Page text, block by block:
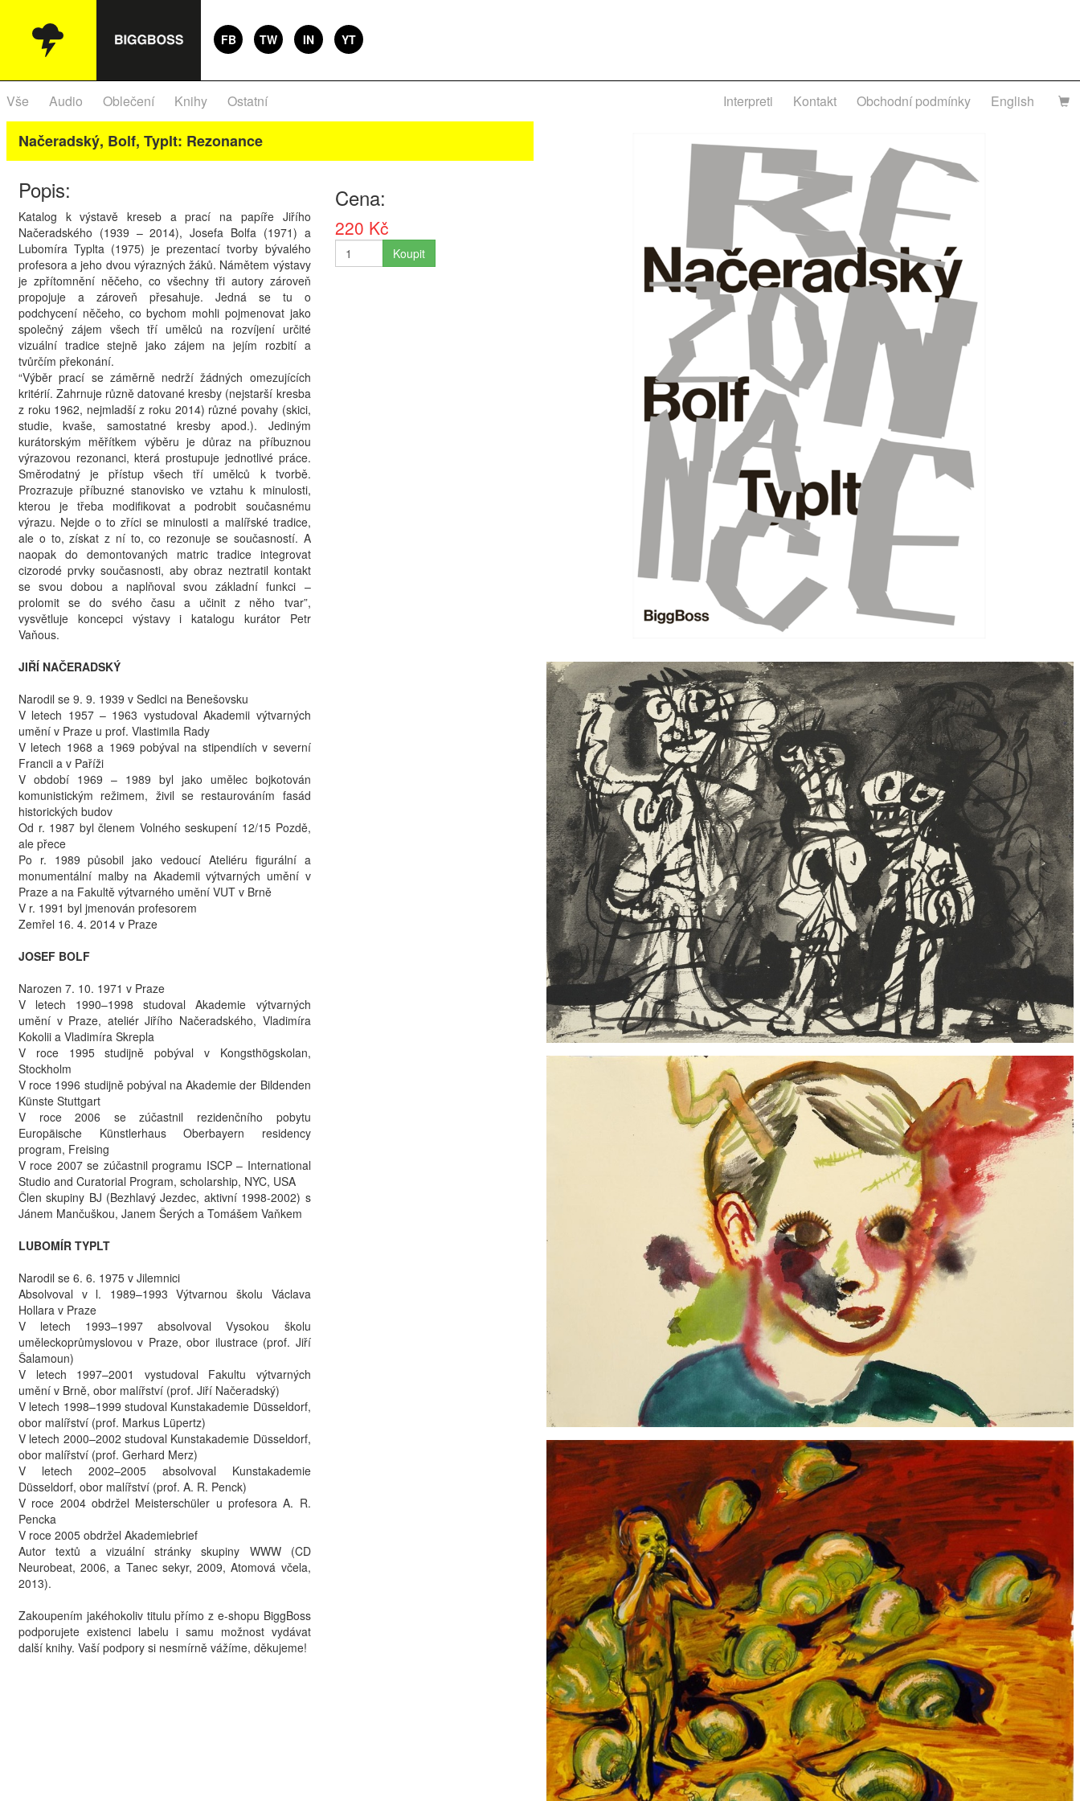
FB TW IN YT
Vše Audio Oblečení Knihy Ostatní English
Obchodní podmínky
Kontakt
Interpreti
Načeradský, Bolf, Typlt: Rezonance
Popis:
Katalog k výstavě kreseb a prací na papíře Jiřího
Načeradského (1939 – 2014), Josefa Bolfa (1971) a
Lubomíra Typlta (1975) je prezentací tvorby bývalého
profesora a jeho dvou výrazných žáků. Námětem výstavy
je zpřítomnění něčeho, co všechny tři autory zároveň
propojuje a zároveň přesahuje. Jedná se tu o
podchycení něčeho, co bychom mohli pojmenovat jako
společný zájem všech tří umělců na rozvíjení určité
vizuální tradice stejně jako zájem na jejím rozbití a
tvůrčím překonání.
“Výběr prací se záměrně nedrží žádných omezujících
kritérií. Zahrnuje různě datované kresby (nejstarší kresba
z roku 1962, nejmladší z roku 2014) různé povahy (skici,
studie, kvaše, samostatné kresby apod.). Jediným
kurátorským měřítkem výběru je důraz na příbuznou
výrazovou rezonanci, která prostupuje jednotlivé práce.
Směrodatný je přístup všech tří umělců k tvorbě.
Prozrazuje příbuzné stanovisko ve vztahu k minulosti,
kterou je třeba modifikovat a podrobit současnému
výrazu. Nejde o to zříci se minulosti a malířské tradice,
ale o to, získat z ní to, co rezonuje se současností. A
naopak do demontovaných matric tradice integrovat
cizorodé prvky současnosti, aby obraz neztratil kontakt
se svou dobou a naplňoval svou základní funkci –
prolomit se do svého času a učinit z něho tvar”,
vysvětluje koncepci výstavy i katalogu kurátor Petr
Vaňous.
JIŘÍ NAČERADSKÝ
Narodil se 9. 9. 1939 v Sedlci na Benešovsku
V letech 1957 – 1963 vystudoval Akademii výtvarných
umění v Praze u prof. Vlastimila Rady
V letech 1968 a 1969 pobýval na stipendiích v severní
Francii a v Paříži
V období 1969 – 1989 byl jako umělec bojkotován
komunistickým režimem, živil se restaurováním fasád
historických budov
Od r. 1987 byl členem Volného seskupení 12/15 Pozdě,
ale přece
Po r. 1989 působil jako vedoucí Ateliéru figurální a
monumentální malby na Akademii výtvarných umění v
Praze a na Fakultě výtvarného umění VUT v Brně
V r. 1991 byl jmenován profesorem
Zemřel 16. 4. 2014 v Praze
JOSEF BOLF
Narozen 7. 10. 1971 v Praze
V letech 1990–1998 studoval Akademie výtvarných
umění v Praze, ateliér Jiřího Načeradského, Vladimíra
Kokolii a Vladimíra Skrepla
V roce 1995 studijně pobýval v Kongsthögskolan,
Stockholm
V roce 1996 studijně pobýval na Akademie der Bildenden
Künste Stuttgart
V roce 2006 se zúčastnil rezidenčního pobytu
Europäische Künstlerhaus Oberbayern residency
program, Freising
V roce 2007 se zúčastnil programu ISCP– International
Studio and Curatorial Program, scholarship, NYC, USA
Člen skupiny BJ (Bezhlavý Jezdec, aktivní 1998-2002) s
Jánem Mančuškou, Janem Šerých a Tomášem Vaňkem
LUBOMÍR TYPLT
Narodil se 6. 6. 1975 v Jilemnici
Absolvoval v l. 1989–1993 Výtvarnou školu Václava
Hollara v Praze
V letech 1993–1997 absolvoval Vysokou školu
uměleckoprůmyslovou v Praze, obor ilustrace (prof. Jiří
Šalamoun)
V letech 1997–2001 vystudoval Fakultu výtvarných
umění v Brně, obor malířství (prof. Jiří Načeradský)
V letech 1998–1999 studoval Kunstakademie Düsseldorf,
obor malířství (prof. Markus Lüpertz)
V letech 2000–2002 studoval Kunstakademie Düsseldorf,
obor malířství (prof. Gerhard Merz)
V letech 2002–2005 absolvoval Kunstakademie
Düsseldorf, obor malířství (prof. A. R. Penck)
V roce 2004 obdržel Meisterschüler u profesora A. R.
Pencka
V roce 2005 obdržel Akademiebrief
Autor textů a vizuální stránky skupiny WWW(CD
Neurobeat, 2006, a Tanec sekyr, 2009, Atomová včela,
2013).
Zakoupením jakéhokoliv titulu přímo z e-shopu BiggBoss
podporujete existenci labelu i samu možnost vydávat
další knihy. Vaší podpory si nesmírně vážíme, děkujeme!
Cena
220 Kč
Koupit